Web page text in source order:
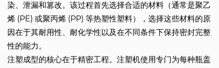
染、泄漏和篡改。该过程首先选择合适的材料（通常是聚乙
烯 (PE) 或聚丙烯 (PP) 等热塑性塑料），选择这些材料的原
因在于其耐用性、耐化学性以及在不同条件下保持密封完整
性的能力。
注塑成型的核心在于精密工程。注塑机使用专门为每种瓶盖